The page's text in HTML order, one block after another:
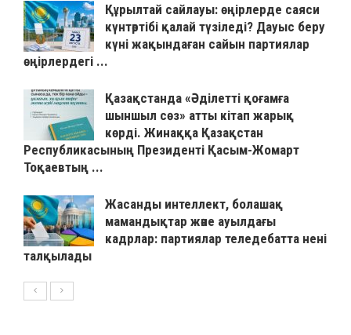
Құрылтай сайлауы: өңірлерде саяси
күнтәртібі қалай түзіледі? Дауыс беру
күні жақындаған сайын партиялар
өңірлердегі ...
Қазақстанда «Әділетті қоғамға
шыншыл сөз» атты кітап жарық
көрді. Жинаққа Қазақстан
Республикасының Президенті Қасым-Жомарт
Тоқаевтың ...
Жасанды интеллект, болашақ
мамандықтар және ауылдағы
кадрлар: партиялар теледебатта нені
талқылады